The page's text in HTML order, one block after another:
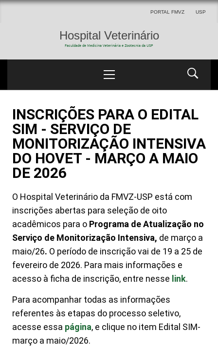
PORTAL FMVZ USP
Hospital Veterinário
Faculdade de Medicina Veterinária e Zootecnia da USP
INSCRIÇÕES PARA O EDITAL
SIM - SERVIÇO DE
MONITORIZAÇÃO INTENSIVA
DO HOVET - MARÇO A MAIO
DE 2026
O Hospital Veterinário da FMVZ-USP está com
inscrições abertas para seleção de oito
acadêmicos para o Programa de Atualização no
Serviço de Monitorização Intensiva, de março a
maio/26. O período de inscrição vai de 19 a 25 de
fevereiro de 2026. Para mais informações e
acesso à ficha de inscrição, entre nesse link.
Para acompanhar todas as informações
referentes às etapas do processo seletivo,
acesse essa página, e clique no item Edital SIM-
março a maio/2026.